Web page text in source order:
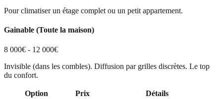
Pour climatiser un étage complet ou un petit appartement.
Gainable (Toute la maison)
8 000€ - 12 000€
Invisible (dans les combles). Diffusion par grilles discrètes. Le top
du confort.
Option Prix
Détails